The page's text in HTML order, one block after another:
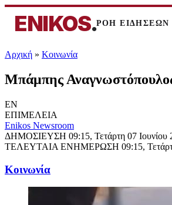
ENIKOS.ΡΟΗ ΕΙΔΗΣΕΩΝ
Αρχική » Κοινωνία
Μπάμπης
EN
ΕΠΙΜΕΛΕΙΑ
Enikos Newsroom
ΔΗΜΟΣΙΕΥΣΗ 09:15, Τετάρτη 07 Ιουνίου
ΤΕΛΕΥΤΑΙΑ ΕΝΗΜΕΡΩΣΗ 09:15,
Κοινωνία